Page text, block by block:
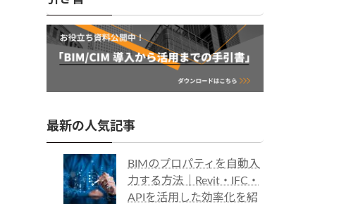
最新の人気記事
BIMのプロパティを自動入
力する方法｜Revit・IFC・
APIを活用した効率化を紹